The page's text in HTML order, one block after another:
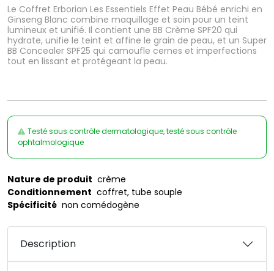
Le Coffret Erborian Les Essentiels Effet Peau Bébé enrichi en
Ginseng Blanc combine maquillage et soin pour un teint
lumineux et unifié. Il contient une BB Crème SPF20 qui
hydrate, unifie le teint et affine le grain de peau, et un Super
BB Concealer SPF25 qui camoufle cernes et imperfections
tout en lissant et protégeant la peau.
Testé sous contrôle dermatologique, testé sous contrôle
ophtalmologique
Nature de produit crème
Conditionnement coffret, tube souple
Spécificité non comédogène
Description